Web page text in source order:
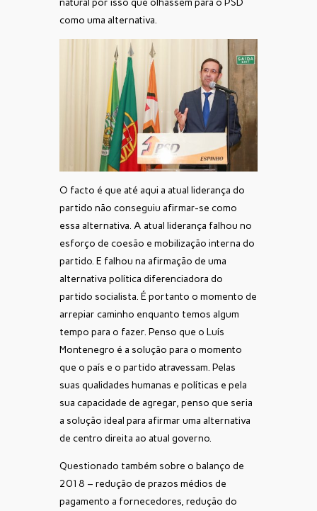
natural por isso que olhassem para o PSD
como uma alternativa.
O facto é que até aqui a atual liderança do
partido não conseguiu afirmar-se como
essa alternativa. A atual liderança falhou no
esforço de coesão e mobilização interna do
partido. E falhou na afirmação de uma
alternativa política diferenciadora do
partido socialista. É portanto o momento de
arrepiar caminho enquanto temos algum
tempo para o fazer. Penso que o Luís
Montenegro é a solução para o momento
que o país e o partido atravessam. Pelas
suas qualidades humanas e políticas e pela
sua capacidade de agregar, penso que seria
a solução ideal para afirmar uma alternativa
de centro direita ao atual governo.
Questionado também sobre o balanço de
2018 – redução de prazos médios de
pagamento a fornecedores, redução do